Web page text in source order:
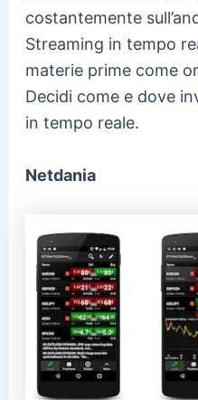
costantemente
Streaming in tempo
materie prime come
Decidi come e dove
in tempo reale.
Netdania